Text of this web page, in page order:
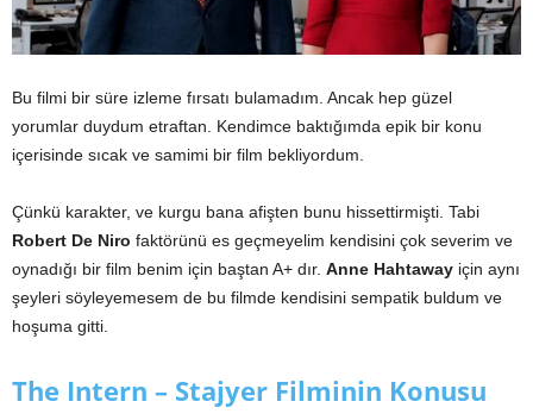
Bu filmi bir süre izleme fırsatı bulamadım. Ancak hep güzel
yorumlar duydum etraftan. Kendimce baktığımda epik bir konu
içerisinde sıcak ve samimi bir film bekliyordum.
Çünkü karakter, ve kurgu bana afişten bunu hissettirmişti. Tabi
Robert De Niro faktörünü es geçmeyelim kendisini çok severim ve
oynadığı bir film benim için baştan A+ dır. Anne Hahtaway için aynı
şeyleri söyleyemesem de bu filmde kendisini sempatik buldum ve
hoşuma gitti.
The Intern – Stajyer Filminin Konusu